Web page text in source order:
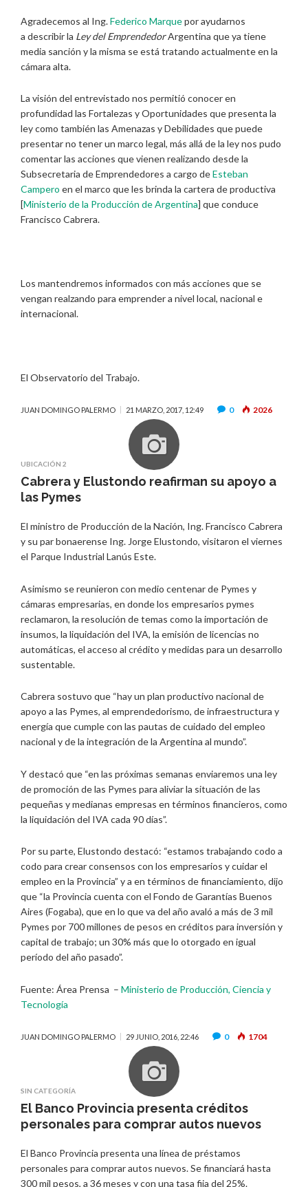
Agradecemos al Ing.Federico Marquepor ayudarnos
a describir la Ley del EmprendedorArgentina que ya tiene
media sanción y la misma se está tratando actualmente en la
cámara alta.
La visión del entrevistado nos permitió conocer en
profundidad las Fortalezas y Oportunidades que presenta la
ley como también las Amenazas y Debilidades que puede
presentar no tener un marco legal, más allá de la ley nos pudo
comentar las acciones que vienen realizando desde la
Subsecretaria de Emprendedores a cargo deEsteban
Campero en el marco que les brinda la cartera de productiva
[Ministerio de la Producción de Argentina] que conduce
Francisco Cabrera.
Los mantendremos informados con más acciones que se
vengan realzando para emprender a nivel local, nacional e
internacional.
El Observatorio del Trabajo.
JUAN DOMINGO PALERMO 21 MARZO, 2017, 12:49 0 2026
UBICACIÓN 2
Cabrera y Elustondo reafirman su apoyo a
las Pymes
El ministro de Producción de la Nación, Ing. Francisco Cabrera
y su par bonaerense Ing. Jorge Elustondo, visitaron el viernes
el Parque Industrial Lanús Este.
Asimismo se reunieron con medio centenar de Pymes y
cámaras empresarias, en donde los empresarios pymes
reclamaron, la resolución de temas como la importación de
insumos, la liquidación del IVA, la emisión de licencias no
automáticas, el acceso al crédito y medidas para un desarrollo
sustentable.
Cabrera sostuvo que “hay un plan productivo nacional de
apoyo a las Pymes, al emprendedorismo, de infraestructura y
energía que cumple con las pautas de cuidado del empleo
nacional y de la integración de la Argentina al mundo”.
Y destacó que “en las próximas semanas enviaremos una ley
de promoción de las Pymes para aliviar la situación de las
pequeñas y medianas empresas en términos financieros, como
la liquidación del IVA cada 90 días”.
Por su parte, Elustondo destacó: “estamos trabajando codo a
codo para crear consensos con los empresarios y cuidar el
empleo en la Provincia” y a en términos de financiamiento, dijo
que “la Provincia cuenta con el Fondo de Garantías Buenos
Aires (Fogaba), que en lo que va del año avaló a más de 3 mil
Pymes por 700 millones de pesos en créditos para inversión y
capital de trabajo; un 30% más que lo otorgado en igual
período del año pasado”.
Fuente: Área Prensa – Ministerio de Producción, Ciencia y
Tecnología
JUAN DOMINGO PALERMO 29 JUNIO, 2016, 22:46 0 1704
SIN CATEGORÍA
El Banco Provincia presenta créditos
personales para comprar autos nuevos
El Banco Provincia presenta una línea de préstamos
personales para comprar autos nuevos. Se financiará hasta
300 mil pesos, a 36 meses y con una tasa fija del 25%.